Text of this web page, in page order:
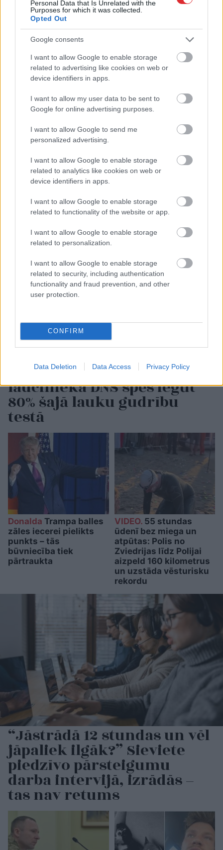
Personal Data that Is Unrelated with the
Purposes for which it was collected.
Opted Out
Google consents
I want to allow Google to enable storage
related to advertising like cookies on web or
device identifiers in apps.
I want to allow my user data to be sent to
Google for online advertising purposes.
I want to allow Google to send me
personalized advertising.
I want to allow Google to enable storage
related to analytics like cookies on web or
device identifiers in apps.
I want to allow Google to enable storage
related to functionality of the website or app.
I want to allow Google to enable storage
related to personalization.
I want to allow Google to enable storage
related to security, including authentication
functionality and fraud prevention, and other
user protection.
CONFIRM
Data Deletion Data Access Privacy Policy
TESTS.Tikai cilvēki ar
laucinieka DNS spēs iegūt
80% šajā lauku gudrību
testā
Donalda Trampa balles
zāles iecerei pielikts
punkts – tās
būvniecība tiek
pārtraukta
VIDEO.55 stundas
ūdenī bez miega un
atpūtas: Polis no
Zviedrijas līdz Polijai
aizpeld 160 kilometrus
un uzstāda vēsturisku
rekordu
“Jāstrādā 12 stundas un vēl
jāpaliek ilgāk?” Sieviete
piedzīvo pārsteigumu
darba intervijā, izrādās –
tas nav retums
Atcelt Ziņot